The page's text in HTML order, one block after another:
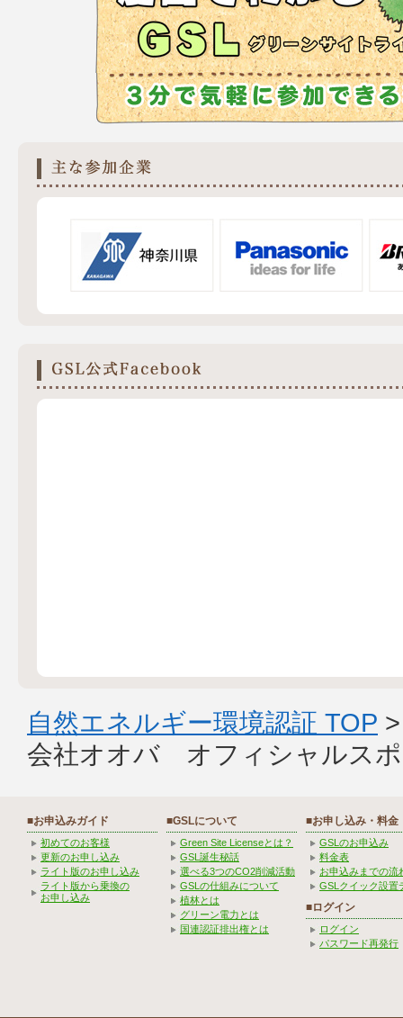
自然エネルギー環境認証 TOP
会社オオバ オフィシャルス
■お申込みガイド
初めてのお客様
更新のお申し込み
ライト版のお申し込み
ライト版から乗換の
お申し込み
■GSLについて
Green Site Licenseとは？
GSL誕生秘話
選べる3つのCO2削減活動
GSLの仕組みについて
植林とは
グリーン電力とは
国連認証排出権とは
■お申し込み・料金
GSLのお申込み
料金表
お申込みまでの流
GSLクイック設置
■ログイン
ログイン
パスワード再発行